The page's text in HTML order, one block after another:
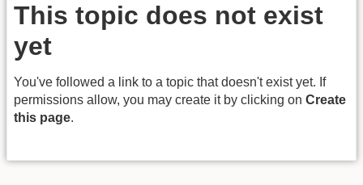
This topic does not exist
yet
You've followed a link to a topic that doesn't exist yet. If
permissions allow, you may create it by clicking on Create
this page.